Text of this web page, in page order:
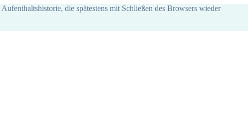
die spätestens mit Schließen des Browsers wieder